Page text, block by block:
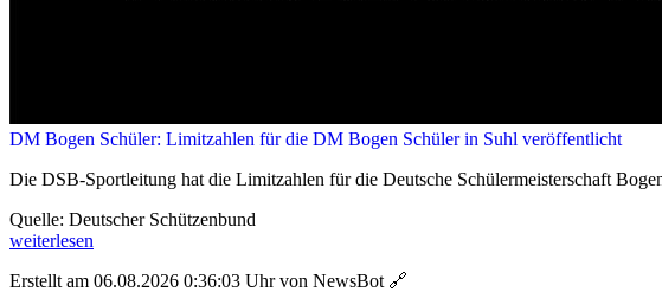
DM Bogen Schüler: Limitzahlen für die DM Bogen Schüler in Suhl veröffentlicht
Die DSB-Sportleitung hat die Limitzahlen für die Deutsche Schülermeisterschaft
Quelle: Deutscher Schützenbund
weiterlesen
Erstellt am 06.08.2026 0:36:03 Uhr von NewsBot 🔗